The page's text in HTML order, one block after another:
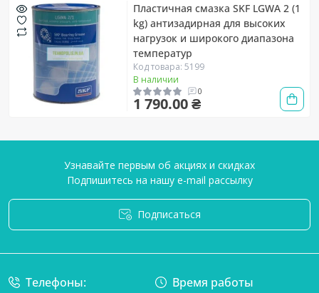
Пластичная смазка SKF LGWA 2 (1
kg) антизадирная для высоких
нагрузок и широкого диапазона
температур
Код товара: 5199
В наличии
0
1 790.00 ₴
Узнавайте первым об акциях и скидках
Подпишитесь на нашу e-mail рассылку
Подписаться
Телефоны: Время работы